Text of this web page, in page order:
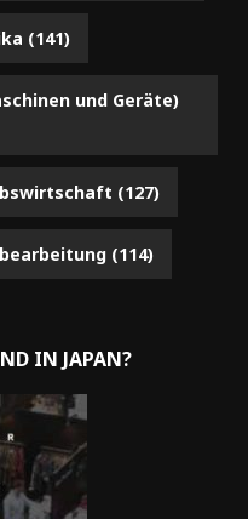
(141)
und Geräte)
(127)
(114)
IN JAPAN?